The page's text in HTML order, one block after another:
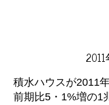
積水ハウスが2011
前期比5・1%増の1